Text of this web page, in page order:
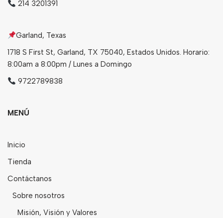
214 3201391
Garland, Texas
1718 S First St, Garland, TX 75040, Estados Unidos. Horario:
8:00am a 8:00pm / Lunes a Domingo
9722789838
MENÚ
Inicio
Tienda
Contáctanos
Sobre nosotros
Misión, Visión y Valores